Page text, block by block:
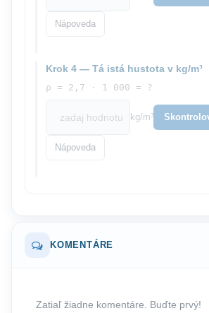
Nápoveda
Krok 4 — Tá istá hustota v kg/m³
ρ = 2,7 · 1 000 = ?
kg/m³
Nápoveda
KOMENTÁRE
Zatiaľ žiadne komentáre. Buďte prvý!